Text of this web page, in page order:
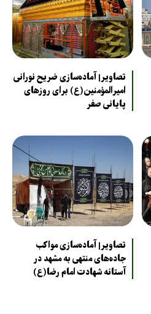
تصاویر| آماده‌سازی ضریح نورانی
امیرالمؤمنین(ع) برای روزهای
پایانی صفر
تصاویر| آماده‌سازی مواکب
جاده‌های منتهی به مشهد در
آستانه شهادت امام رضا(ع)